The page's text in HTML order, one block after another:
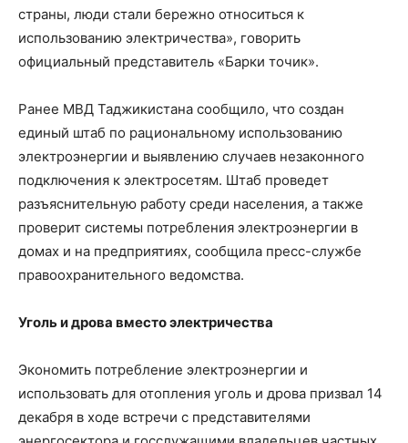
страны, люди стали бережно относиться к
использованию электричества», говорить
официальный представитель «Барки точик».
Ранее МВД Таджикистана сообщило, что создан
единый штаб по рациональному использованию
электроэнергии и выявлению случаев незаконного
подключения к электросетям. Штаб проведет
разъяснительную работу среди населения, а также
проверит системы потребления электроэнергии в
домах и на предприятиях, сообщила пресс-службе
правоохранительного ведомства.
Уголь и дрова вместо электричества
Экономить потребление электроэнергии и
использовать для отопления уголь и дрова призвал 14
декабря в ходе встречи с представителями